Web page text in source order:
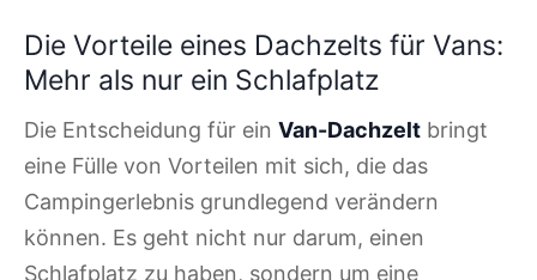
Die Vorteile eines Dachzelts für Vans:
Mehr als nur ein Schlafplatz
Die Entscheidung für ein Van-Dachzelt bringt
eine Fülle von Vorteilen mit sich, die das
Campingerlebnis grundlegend verändern
können. Es geht nicht nur darum, einen
Schlafplatz zu haben, sondern um eine